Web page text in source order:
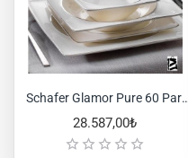
Schafer Glamor Pure 60 Parça 12 Kişilik Yemek TAKIMI-PLT01
28.587,00₺